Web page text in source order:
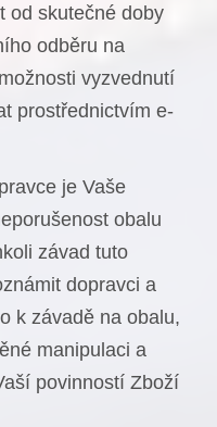
od skutečné doby
odběru na
vyzvednutí
prostřednictvím e-
je Vaše
obalu
závad tuto
dopravci a
k závadě na obalu,
manipulaci a
povinností Zboží